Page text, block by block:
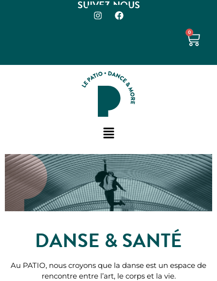
SUIVEZ-NOUS
0
DANSE & SANTÉ
Au PATIO, nous croyons que la danse est un espace de
rencontre entre l’art, le corps et la vie.